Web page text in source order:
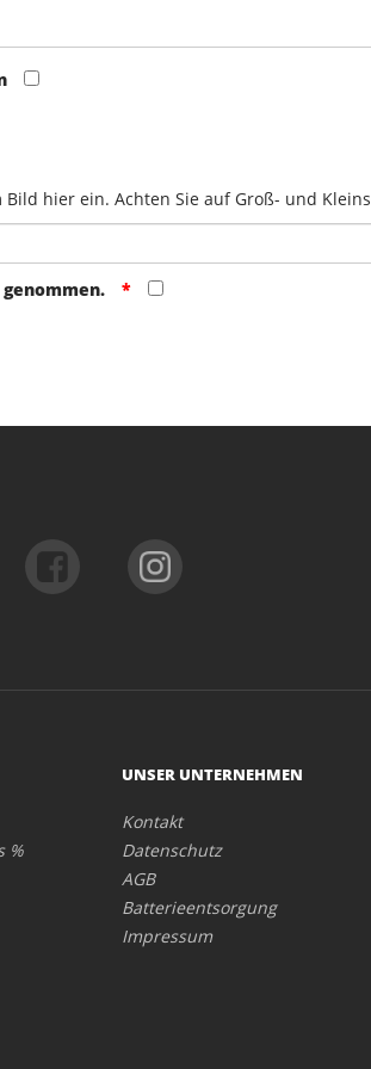
hier ein. Achten Sie auf Groß- und
%
UNSER UNTERNEHMEN
Kontakt
Datenschutz
AGB
Batterieentsorgung
Impressum